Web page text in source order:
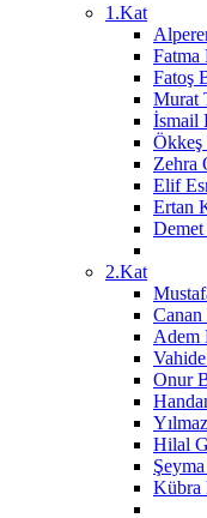
1.Kat
Fatoş
Murat
İsmail
Zehra
Elif
Ertan
2.Kat
Adem
Onur
Hilal
Kübra